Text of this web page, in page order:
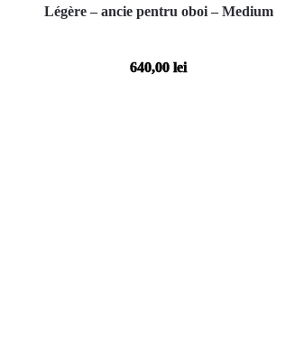
Légère – ancie pentru oboi – Medium
640,00lei